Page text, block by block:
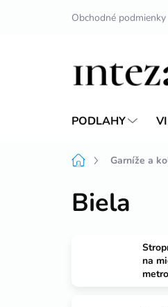
Obchodné podmienky
PODLAHY
DomovGarníže a
Biela
na